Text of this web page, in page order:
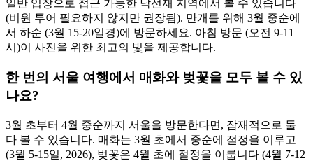
일반 입장으로 접근 가능한 낙선재 지역에서 볼 수 있습니다
(비원 투어 필요하지 않지만 권장됨). 만개를 위해 3월 중순에
서 하순 (3월 15-20일경)에 방문하세요. 아침 방문 (오전 9-11
시)이 사진을 위한 최고의 빛을 제공합니다.
한 번의 서울 여행에서 매화와 벚꽃을 모두 볼 수 있
나요?
3월 초부터 4월 중순까지 서울을 방문한다면, 잠재적으로 둘
다 볼 수 있습니다. 매화는 3월 초에서 중순에 절정을 이루고
(3월 5-15일, 2026), 벚꽃은 4월 초에 절정을 이룹니다 (4월 7-12